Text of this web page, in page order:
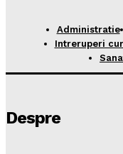
Administratie
Intreruperi
Despre